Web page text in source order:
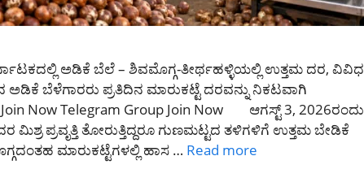
ಅಡಿಕೆ ಬೆಲೆ – ಶಿವಮೊಗ್ಗ-ತೀರ್ಥಹಳ್ಳಿಯಲ್ಲಿ ಉತ್ತಮ ದರ, ವಿವಿಧ
ಬೆಳೆಗಾರರು ಪ್ರತಿದಿನ ಮಾರುಕಟ್ಟೆ ದರವನ್ನು ನಿಕಟವಾಗಿ
Join Now Telegram Group Join Now ಆಗಸ್ಟ್ 3, 2026ರಂದು
ಮಿಶ್ರ ಪ್ರವೃತ್ತಿ ತೋರುತ್ತಿದ್ದರೂ ಗುಣಮಟ್ಟದ ತಳಿಗಳಿಗೆ ಉತ್ತಮ ಬೇಡಿಕೆ
ಮಾರುಕಟ್ಟೆಗಳಲ್ಲಿ ಹಾಸ … Read more